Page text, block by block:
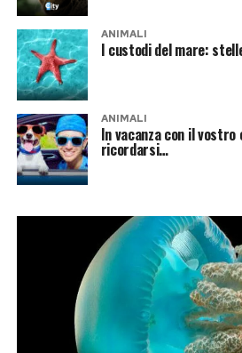
ANIMALI
I custodi del mare:
ANIMALI
In vacanza con il vostro
ricordarsi…